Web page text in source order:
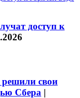
доступ к
свои
Сбера |